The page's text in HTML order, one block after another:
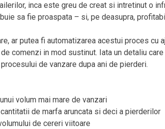
inca este greu de creat si intretinut o
sa fie proaspata – si, pe deasupra,
ar putea fi automatizarea acestui proces cu
comenzi in mod sustinut. Iata un detaliu
de vanzare dupa ani de pierderi.
volum mai mare de vanzari
de marfa aruncata si deci a pierderilor
de cereri viitoare